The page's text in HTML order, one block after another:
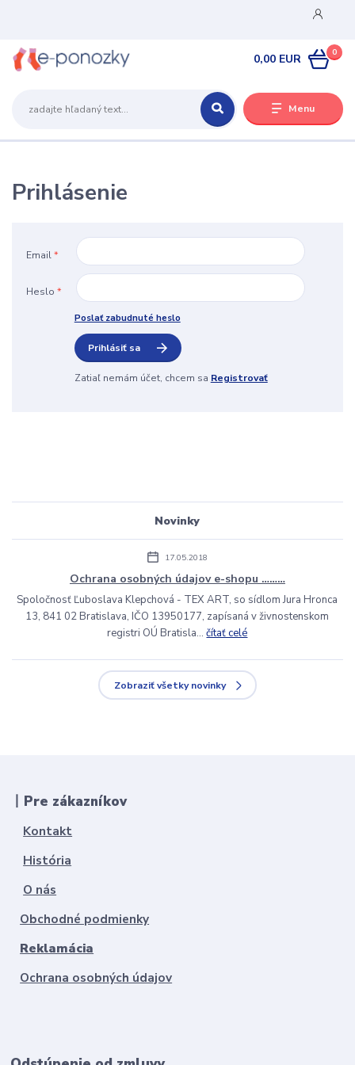
Menu
0
0,00 EUR
Novinky
17.05.2018
Ochrana osobných údajov e-shopu ………
Spoločnosť Ľuboslava Klepchová - TEX ART, so sídlom Jura Hronca
13, 841 02 Bratislava, IČO 13950177, zapísaná v živnostenskom
registri OÚ Bratisla...čítať celé
Zobraziť všetky novinky
Prihlásenie
Email*
Heslo *
Poslať zabudnuté heslo
Prihlásiť sa
Zatiaľ nemám účet, chcem sa Registrovať
丨Pre zákazníkov
Kontakt
História
O nás
Obchodné podmienky
Reklamácia
Ochrana osobných údajov